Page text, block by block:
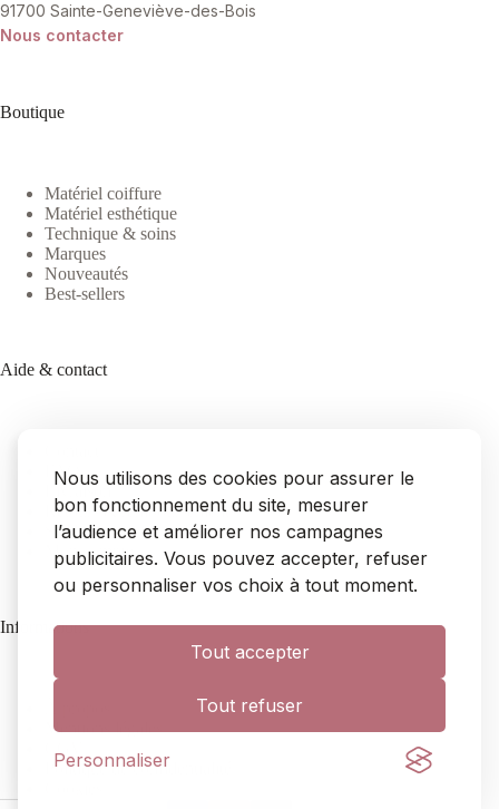
Nous utilisons des cookies pour assurer le
bon fonctionnement du site, mesurer
l’audience et améliorer nos campagnes
publicitaires. Vous pouvez accepter, refuser
ou personnaliser vos choix à tout moment.
Tout accepter
Tout refuser
Personnaliser
91700 Sainte-Geneviève-des-Bois
Nous contacter
Boutique
Matériel coiffure
Matériel esthétique
Technique & soins
Marques
Nouveautés
Best-sellers
Aide & contact
FAQ
Livraison
Retours & remboursements
SAV
Mon compte
Informations
Mentions légales
Politique de confidentialité